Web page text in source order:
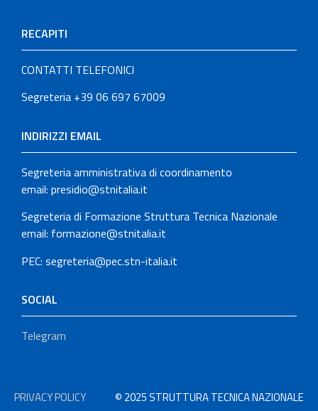
RECAPITI
CONTATTI TELEFONICI
Segreteria +39 06 697 67009
INDIRIZZI EMAIL
Segreteria amministrativa di coordinamento
email: presidio@stnitalia.it
Segreteria di Formazione Struttura Tecnica Nazionale
email: formazione@stnitalia.it
PEC: segreteria@pec.stn-italia.it
SOCIAL
Telegram
PRIVACY POLICY © 2025 STRUTTURA TECNICA NAZIONALE